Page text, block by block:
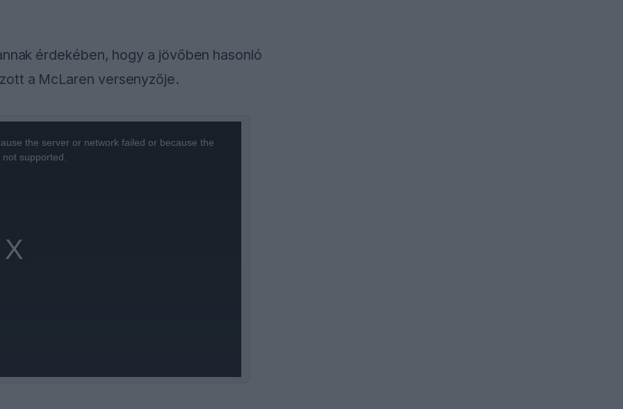
érdekében, hogy a jövőben hasonló
a McLaren versenyzője.
the server or network failed or because the
supported.